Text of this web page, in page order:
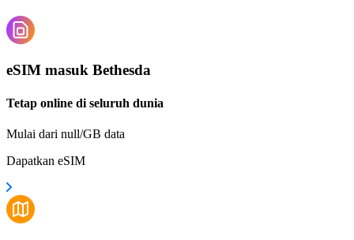
eSIM masuk Bethesda
Tetap online di seluruh dunia
Mulai dari null/GB data
Dapatkan eSIM